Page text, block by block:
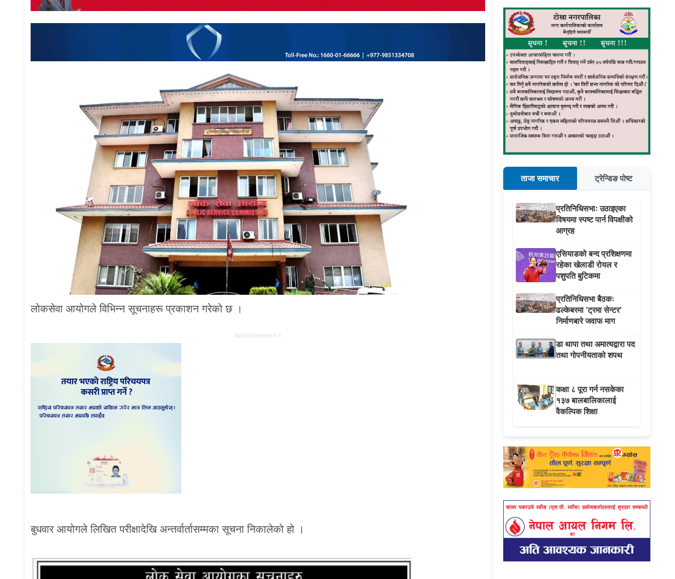
लोकसेवा आयोगले विभिन्न सूचनाहरू प्रकाशन गरेको छ ।
Advertisement 1
बुधवार आयोगले लिखित परीक्षादेखि अन्तर्वार्तासम्मका सूचना निकालेको हो ।
ताजा समाचार ट्रेन्डिङ पोष्ट
प्रतिनिधिसभाः उठाइएका
विषयमा स्पष्ट पार्न विपक्षीको
आग्रह
एसियाडको बन्द प्रशिक्षणमा
रहेका खेलाडी रोयल र
पशुपति बुटिकमा
प्रतिनिधिसभा बैठकः
ढल्केबरमा ‘ट्रमा सेन्टर’
निर्माणबारे जवाफ माग
डा थापा तथा अमात्यद्वारा पद
तथा गोपनीयताको शपथ
कक्षा ८ पूरा गर्न नसकेका
१३७ बालबालिकालाई
वैकल्पिक शिक्षा